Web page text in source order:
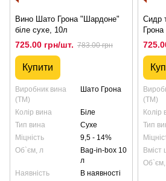
Вино Шато Грона "Шардоне"
біле сухе, 10л
725.00 грн/шт. 783.00 грн
Купити
Виробник вина
(ТМ)
Шато Грона
Колір вина
Біле
Тип вина
Сухе
Міцність
9,5 - 14%
Об`єм, л
Bag-in-box 10
л
Наявність
В наявності
Сидр
Грона
(ТМ)
Колір
Тип
Вміст
Об`єм,